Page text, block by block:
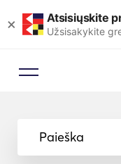
× Atsisiųskite
Užsisakykite
Paieška
Leiskite kelionių
idealias jachtas jūsų